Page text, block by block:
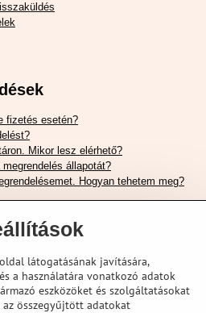
fizetés esetén?
Mikor lesz elérhető?
állapotát?
Hogyan tehetem meg?
felfüggesztési villát ?
méretű sisakot?
Útmutató
látogatásának javítására,
a használatára vonatkozó adatok
eszközöket és szolgáltatásokat
az összegyűjtött adatokat